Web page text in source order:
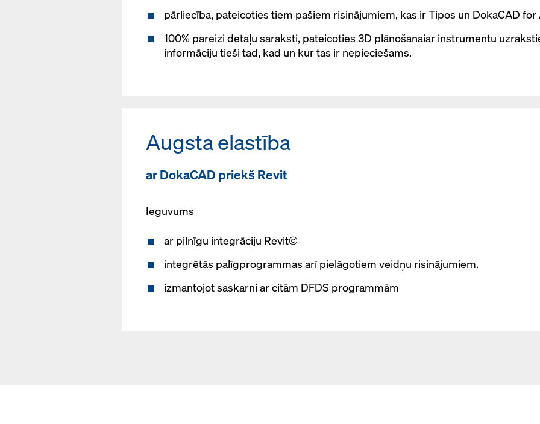
pārliecība, pateicoties tiem pašiem risinājumiem, kas ir Tipos un DokaCAD for
100% pareizi detaļu saraksti, pateicoties 3D plānošanaiar instrumentu
informāciju tieši tad, kad un kur tas ir nepieciešams.
Augsta elastība
ar DokaCAD priekš Revit
Ieguvums
ar pilnīgu integrāciju Revit©
integrētās palīgprogrammas arī pielāgotiem veidņu risinājumiem.
izmantojot saskarni ar citām DFDS programmām